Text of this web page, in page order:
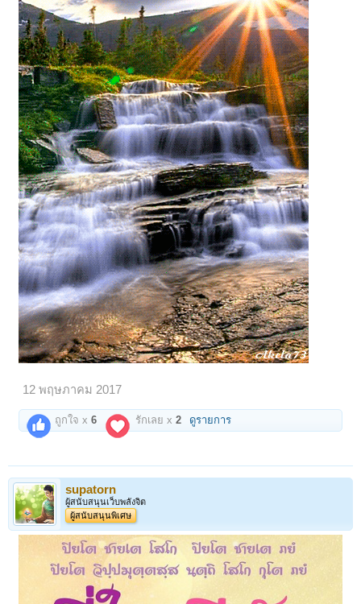
12 พฤษภาคม 2017
ถูกใจ x6 รักเลย x2 ดูรายการ
supatorn
ผู้สนับสนุนเว็บพลังจิต
ผู้สนับสนุนพิเศษ